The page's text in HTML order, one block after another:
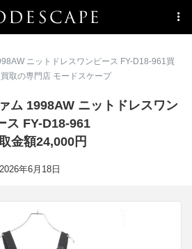
ニットドレスワンピース FY-D18-961買
取の専門店 モードスケープ
ム 1998AW ニットドレスワン
ス FY-D18-961
金額24,000円
2026年6月18日